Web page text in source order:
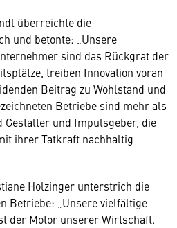
überreichte die
und betonte: „Unsere
sind das Rückgrat der
treiben Innovation voran
Beitrag zu Wohlstand und
Betriebe sind mehr als
und Impulsgeber, die
ihrer Tatkraft nachhaltig
Holzinger unterstrich die
Betriebe: „Unsere vielfältige
der Motor unserer Wirtschaft.